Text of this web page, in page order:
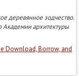
деревянное зодчество.
Академии архитектуры
Download, Borrow, and